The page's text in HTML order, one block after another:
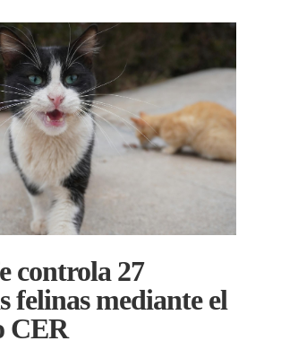
controla 27
felinas mediante el
CER